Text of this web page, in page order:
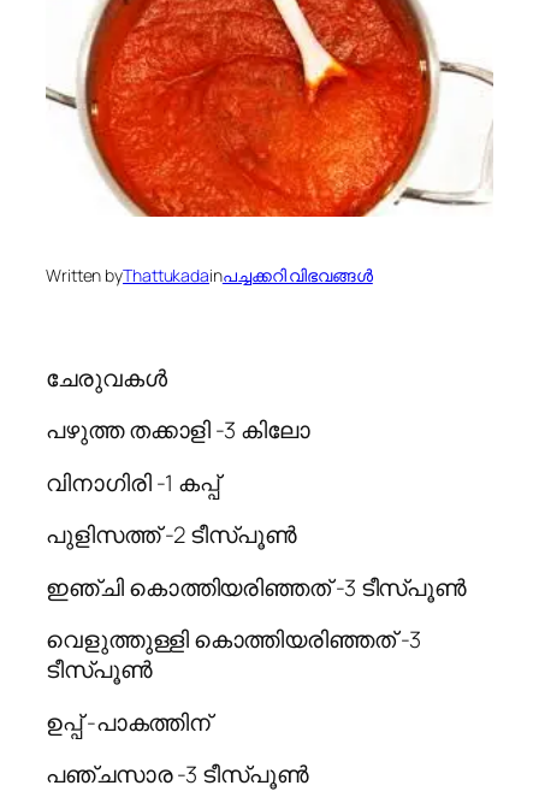
Written byThattukadainപച്ചക്കറി വിഭവങ്ങള്‍
ചേരുവകള്‍
പഴുത്ത തക്കാളി -3 കിലോ
വിനാഗിരി -1 കപ്പ്
പുളിസത്ത് -2 ടീസ്പൂണ്‍
ഇഞ്ചി കൊത്തിയരിഞ്ഞത്‌ -3 ടീസ്പൂണ്‍
വെളുത്തുള്ളി കൊത്തിയരിഞ്ഞത്‌ -3
ടീസ്പൂണ്‍
ഉപ്പ് -പാകത്തിന്
പഞ്ചസാര -3 ടീസ്പൂണ്‍